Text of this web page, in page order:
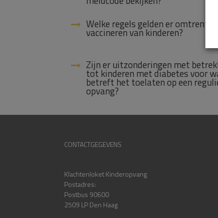
Welke regels gelden er omtrent het
vaccineren van kinderen?
Zijn er uitzonderingen met
tot kinderen met diabetes voor
betreft het toelaten op een
opvang?
CONTACTGEGEVENS
Klachtenloket Kinderopvang
Postadres:
Postbus 90600
2509 LP Den Haag